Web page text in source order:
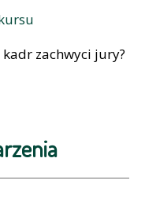
kadr zachwyci jury?